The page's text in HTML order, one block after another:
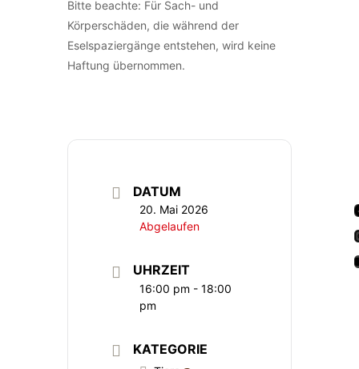
Bitte beachte: Für Sach- und
Körperschäden, die während der
Eselspaziergänge entstehen, wird keine
Haftung übernommen.
DATUM
20. Mai 2026
Abgelaufen
UHRZEIT
16:00 pm - 18:00
pm
KATEGORIE